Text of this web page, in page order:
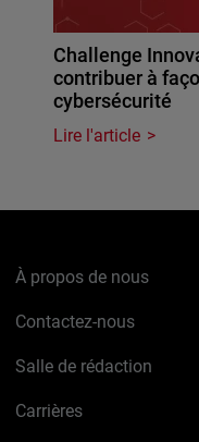
Challenge
contribuer à
cybersécurité
Lire l'article
À propos de nous
Contactez-nous
Salle de rédaction
Carrières